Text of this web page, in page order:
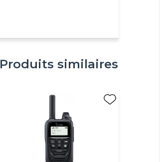
Produits similaires